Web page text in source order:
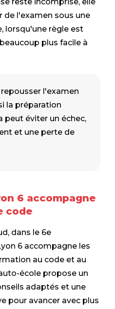
de l'examen sous une
lorsqu'une règle est
plus facile à
l'examen
la préparation
peut éviter un échec,
et une perte de
6 accompagne
code
dans le 6e
6 accompagne les
au code et au
école propose un
adaptés et une
pour avancer avec plus